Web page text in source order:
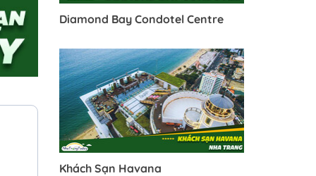
Diamond Bay Condotel Centre
Khách Sạn Havana